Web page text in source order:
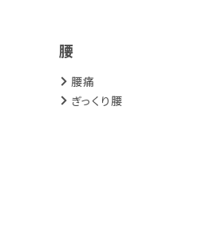
腰
腰痛
ぎっくり腰